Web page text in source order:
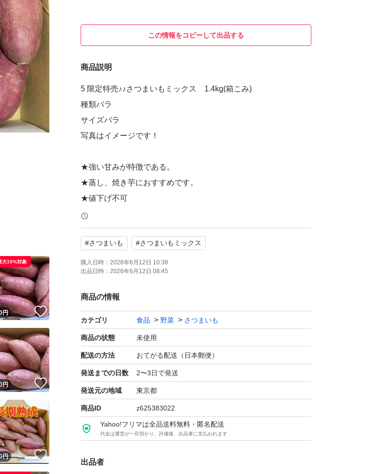
この情報をコピーして出品する
商品説明
5 限定特売♪♪さつまいもミックス 1.4kg(箱こみ)
種類バラ
サイズバラ
写真はイメージです！
★強い甘みが特徴である。
★蒸し、焼き芋におすすめです。
★値下げ不可
常温で発送致します、輸送中での商品の擦れや折れる、カビなど
の可能性がありますのでご理解の上、購入下さい。
配送時のトラブルに関してのクレーム、悪評価は受け付けており
ません。返品やキャンセルはできませんので、ご理解頂ける方ご
#さつまいも #さつまいもミックス
購入日時： 2026年6月12日 10:38
出品日時： 2026年6月12日 08:45
商品の情報
カテゴリ 食品 野菜 さつまいも
商品の状態 未使用
配送の方法 おてがる配送（日本郵便）
発送までの日数 2〜3日で発送
発送元の地域 東京都
商品ID z625383022
Yahoo!フリマは全品送料無料・匿名配送
代金は運営が一旦預かり、評価後、出品者に支払われます
出品者
円 いいね！
大10%対象
円 いいね！
円 いいね！